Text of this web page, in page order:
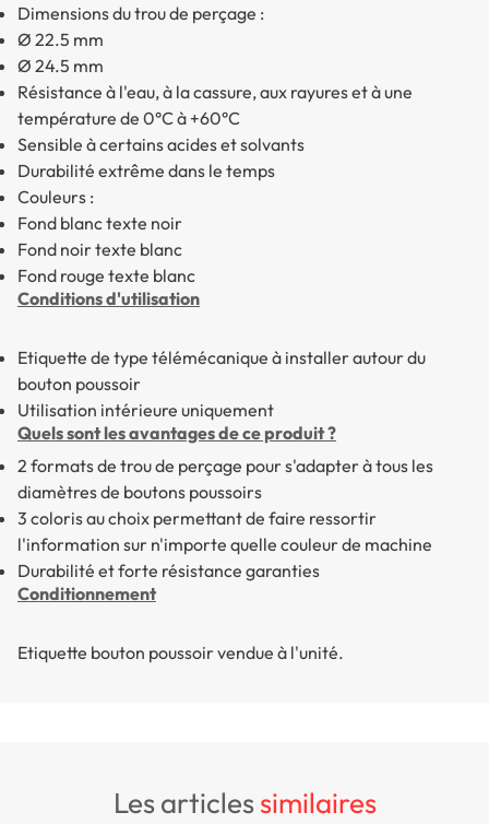
Dimensions du trou de perçage :
Ø 22.5 mm
Ø 24.5 mm
Résistance à l'eau, à la cassure, aux rayures et à une
température de 0°C à +60°C
Sensible à certains acides et solvants
Durabilité extrême dans le temps
Couleurs :
Fond blanc texte noir
Fond noir texte blanc
Fond rouge texte blanc
Conditions d'utilisation
Etiquette de type télémécanique à installer autour du
bouton poussoir
Utilisation intérieure uniquement
Quels sont les avantages de ce produit ?
2 formats de trou de perçage pour s'adapter à tous les
diamètres de boutons poussoirs
3 coloris au choix permettant de faire ressortir
l'information sur n'importe quelle couleur de machine
Durabilité et forte résistance garanties
Conditionnement
Etiquette bouton poussoir vendue à l'unité.
les articlessimilaires